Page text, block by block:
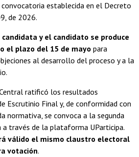
establecida en el Decreto
de 2026.
y el candidato se produce
el plazo del 15 de mayo para
al desarrollo del proceso y a la
ratificó los resultados
Escrutinio Final y, de conformidad con
normativa, se convoca a la segunda
a través de la plataforma UParticipa.
válido el mismo claustro electoral
votación.